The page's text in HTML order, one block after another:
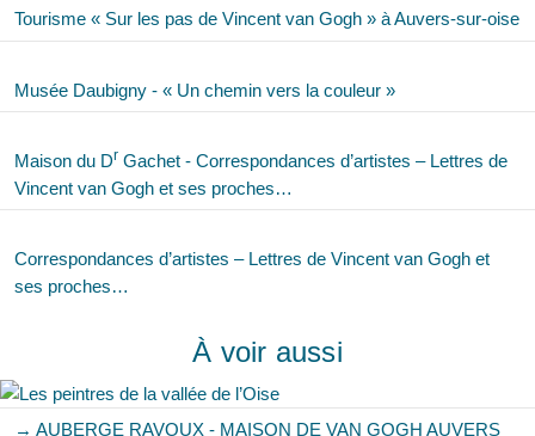
Tourisme « Sur les pas de Vincent van Gogh » à Auvers-sur-oise
Musée Daubigny - « Un chemin vers la couleur »
Maison du Dr Gachet - Correspondances d’artistes – Lettres de
Vincent van Gogh et ses proches…
Correspondances d’artistes – Lettres de Vincent van Gogh et
ses proches…
À voir aussi
→ AUBERGE RAVOUX - MAISON DE VAN GOGH AUVERS